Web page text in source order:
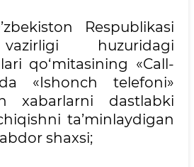
Respublikasi
huzuridagi
qo‘mitasining «Call-
«Ishonch telefoni»
xabarlarni dastlabki
ta’minlaydigan
shaxsi;